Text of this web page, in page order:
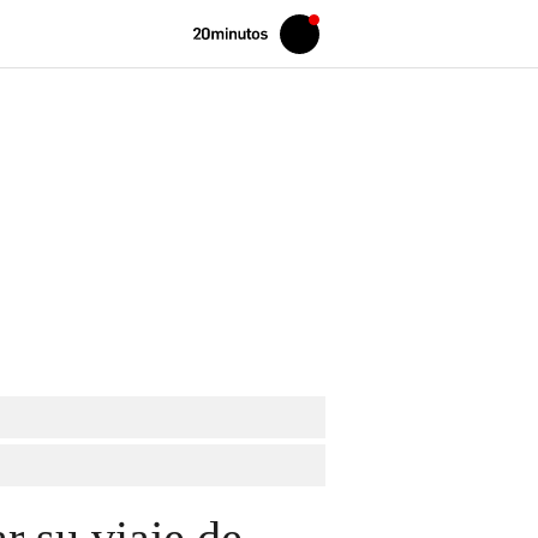
Volver
Iniciar
sesión